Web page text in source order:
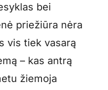
bei
priežiūra nėra
vis tiek vasarą
– kas antrą
žiemoja